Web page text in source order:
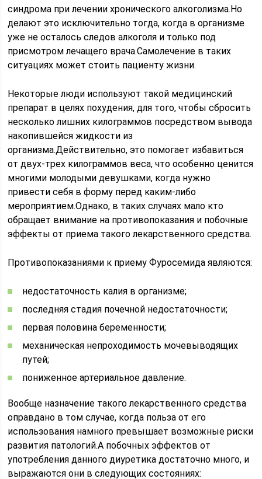
синдрома при лечении хронического алкоголизма.Но
делают это исключительно тогда, когда в организме
уже не осталось следов алкоголя и только под
присмотром лечащего врача.Самолечение в таких
ситуациях может стоить пациенту жизни.
Некоторые люди используют такой медицинский
препарат в целях похудения, для того, чтобы сбросить
несколько лишних килограммов посредством вывода
накопившейся жидкости из
организма.Действительно, это помогает избавиться
от двух-трех килограммов веса, что особенно ценится
многими молодыми девушками, когда нужно
привести себя в форму перед каким-либо
мероприятием.Однако, в таких случаях мало кто
обращает внимание на противопоказания и побочные
эффекты от приема такого лекарственного средства.
Противопоказаниями к приему Фуросемида являются:
недостаточность калия в организме;
последняя стадия почечной недостаточности;
первая половина беременности;
механическая непроходимость мочевыводящих
путей;
пониженное артериальное давление.
Вообще назначение такого лекарственного средства
оправдано в том случае, когда польза от его
использования намного превышает возможные риски
развития патологий.А побочных эффектов от
употребления данного диуретика достаточно много, и
выражаются они в следующих состояниях: